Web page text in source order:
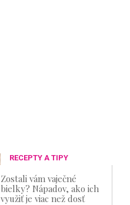
RECEPTY A TIPY
Zostali vám vaječné
bielky? Nápadov, ako ich
využiť je viac než dosť